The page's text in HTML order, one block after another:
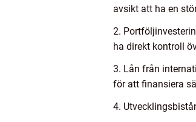
avsikt att ha en
2.
ha direkt kontroll
3. Lån från
för att finansiera
4.